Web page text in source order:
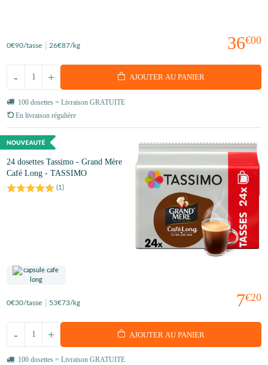
36€00
0€90/tasse 26€87/kg
+
- AJOUTER AU PANIER
100 dosettes = Livraison GRATUITE
En livraison régulière
24 dosettes Tassimo - Grand Mère
Café Long - TASSIMO
(1)
7€20
0€30/tasse 53€73/kg
+
- AJOUTER AU PANIER
100 dosettes = Livraison GRATUITE